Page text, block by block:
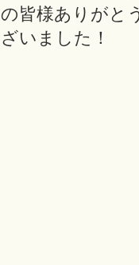
の皆様ありがと
ざいました！